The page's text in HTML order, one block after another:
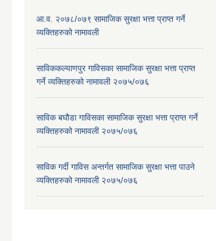
आ.व. २०७८/०७९ सामाजिक सुरक्षा भत्ता प्राप्त गर्ने
व्यक्तिहरुको नामावली
साविककल्याणपुर गाविसका सामाजिक सुरक्षा भत्ता प्राप्त
गर्ने व्यक्तिहरुको नामावली २०७५/०७६
साविक बघौडा गाविसका सामाजिक सुरक्षा भत्ता प्राप्त गर्ने
व्यक्तिहरुको नामावली २०७५/०७६
साविक गर्दी गाविस अन्तर्गत सामाजिक सुरक्षा भत्ता पाउने
व्यक्तिहरुको नामावली २०७५/०७६